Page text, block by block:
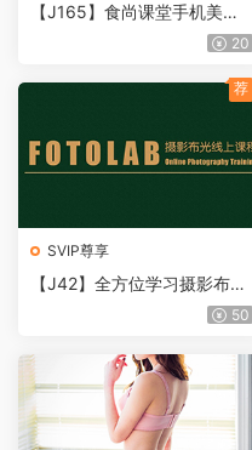
【J165】食尚课堂手机美食
20
SVIP尊享
【J42】全方位学习摄影布光
教程，灯光类型、静物与人像
50
荐